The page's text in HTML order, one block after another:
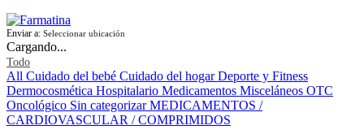
Enviar a: Seleccionar ubicación
Cargando...
Todo
All Cuidado del bebé Cuidado del hogar Deporte y Fitness
Dermocosmética Hospitalario Medicamentos Misceláneos OTC
Oncológico Sin categorizar MEDICAMENTOS /
CARDIOVASCULAR / COMPRIMIDOS